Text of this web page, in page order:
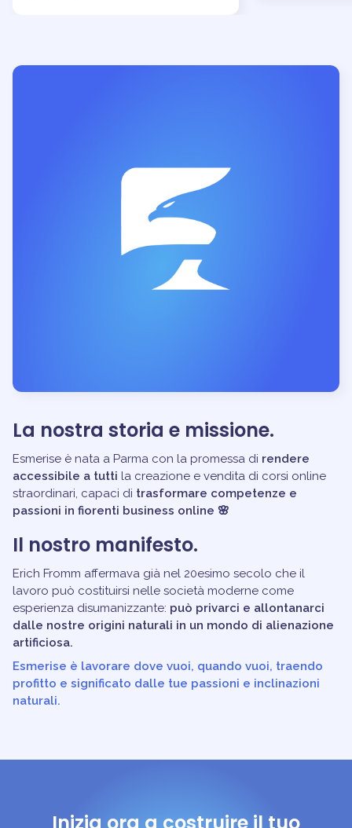
La nostra storia e missione.
Esmerise è nata a Parma con la promessa di rendere
accessibile a tutti la creazione e vendita di corsi online
straordinari, capaci di trasformare competenze e
passioni in fiorenti business online 🌸
Il nostro manifesto.
Erich Fromm affermava già nel 20esimo secolo che il
lavoro può costituirsi nelle società moderne come
esperienza disumanizzante: può privarci e allontanarci
dalle nostre origini naturali in un mondo di alienazione
artificiosa.
Esmerise è lavorare dove vuoi, quando vuoi, traendo
profitto e significato dalle tue passioni e inclinazioni
naturali.